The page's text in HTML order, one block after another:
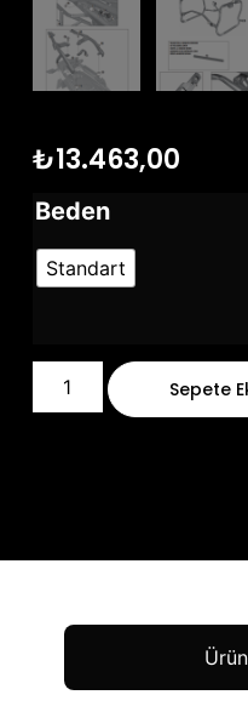
₺13.463,00
Beden
Standart
Sepete